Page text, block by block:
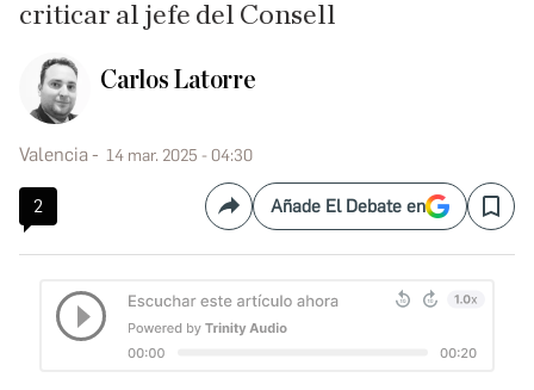
criticar al jefe del Consell
Carlos Latorre
Valencia 14 mar. 2025 - 04:30
2 CompartirAñade El Debate en Save